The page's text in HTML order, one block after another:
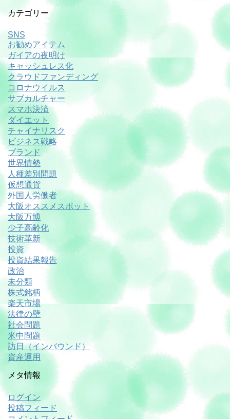
カテゴリー
SNS
お勧めアイテム
ガイアの夜明け
キャッシュレス化
クラウドファンディング
コロナウイルス
サブカルチャー
スマホ決済
ダイエット
チャイナリスク
ビジネス戦略
ブランド
世界情勢
人種差別問題
仮想通貨
外国人労働者
大阪オススメスポット
大阪万博
少子高齢化
技術革新
投資
投資結果報告
政治
未分類
株式銘柄
楽天市場
法律の壁
社会問題
米中問題
訪日（インバウンド）
資産運用
メタ情報
ログイン
投稿フィード